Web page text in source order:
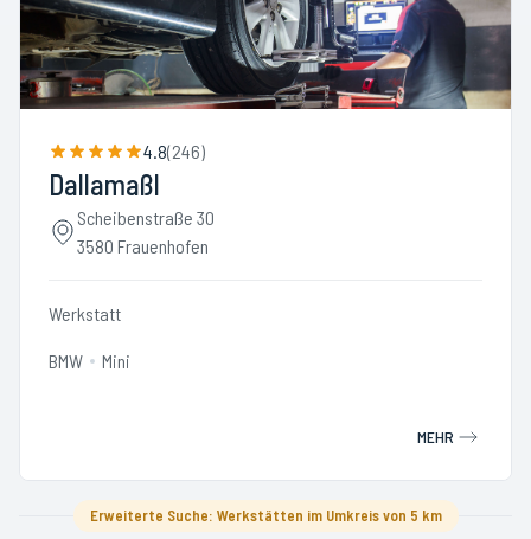
4.8(246)
Dallamaßl
Scheibenstraße 30
3580 Frauenhofen
Werkstatt
BMW Mini
MEHR
Erweiterte Suche: Werkstätten im Umkreis von 5 km